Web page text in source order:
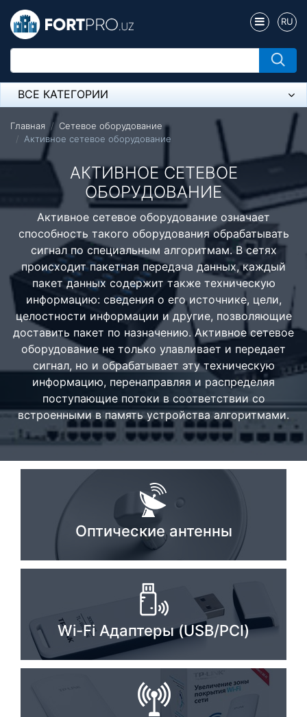
RU
ВСЕ КАТЕГОРИИ
Микрофон
Напольные розетки
Оборудование Mikrotik
Пылесос
Спикерфон
Модемы ADSL, Wan/Lan Роутеры, Wi-Fi
IP Телефония
Стереосистемы
Серверное оборудование
UPS Источники бесперебойного питания
Мышки и Клавиатуры
Наушники
Сетевое оборудование
Видеоконференцсвязь
Digital Signage
Компьютеры Fujitsu
Комплектующие ПК
Главная
Сетевое оборудование
Активное сетевое оборудование
АКТИВНОЕ СЕТЕВОЕ
ОБОРУДОВАНИЕ
Активное сетевое оборудование означает
способность такого оборудования обрабатывать
сигнал по специальным алгоритмам. В сетях
происходит пакетная передача данных, каждый
пакет данных содержит также техническую
информацию: сведения о его источнике, цели,
целостности информации и другие, позволяющие
доставить пакет по назначению. Активное сетевое
оборудование не только улавливает и передает
сигнал, но и обрабатывает эту техническую
информацию, перенаправляя и распределяя
поступающие потоки в соответствии со
встроенными в память устройства алгоритмами.
Оптические антенны
Wi-Fi Адаптеры (USB/PCI)